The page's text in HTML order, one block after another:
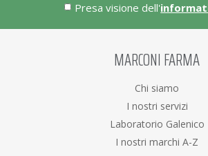
Presa visione dell'
MARCONI FARMA
Chi siamo
I nostri servizi
Laboratorio Galenico
I nostri marchi A-Z